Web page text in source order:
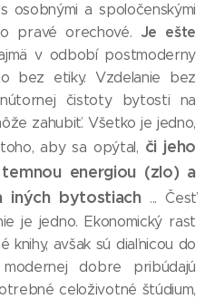
osobnými a spoločenskými
pravé orechové. Je ešte
v odbobí postmoderny
bez etiky. Vzdelanie bez
čistoty bytosti na
zahubiť. Všetko je jedno,
aby sa opýtal, či jeho
energiou (zlo) a
iných bytostiach... Česť
je jedno. Ekonomický rast
knihy, avšak sú diaľnicou do
dobre pribúdajú
celoživotné štúdium,